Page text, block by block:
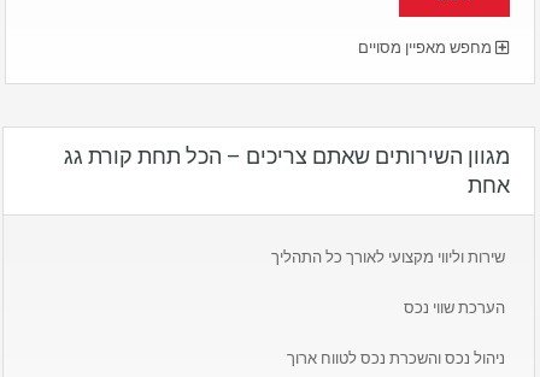
מחפש מאפיין מסויים
מגוון השירותים שאתם צריכים – הכל תחת קורת גג
אחת
שירות וליווי מקצועי לאורך כל התהליך
הערכת שווי נכס
ניהול נכס והשכרת נכס לטווח ארוך